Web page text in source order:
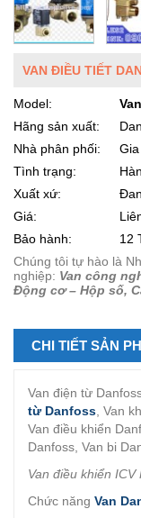
VAN ĐIỀU TIẾT
Model:
Hãng sản xuất:
Nhà phân phối:
Tình trạng:
Xuất xứ:
Giá:
Bảo hành:
12
Chúng tôi tự hào là
nghiệp: Van công
Động cơ – Hộp số,
CHI TIẾT SẢN
Van điện từ
từ Danfoss , Van
Van điều khiển
Danfoss, Van bi
Van điều khiển ICV
Chức năng Van